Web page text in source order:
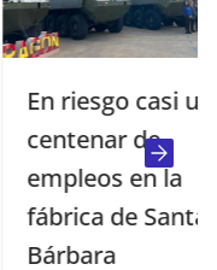
En riesgo casi un
centenar de
empleos en la
fábrica de Santa
Bárbara